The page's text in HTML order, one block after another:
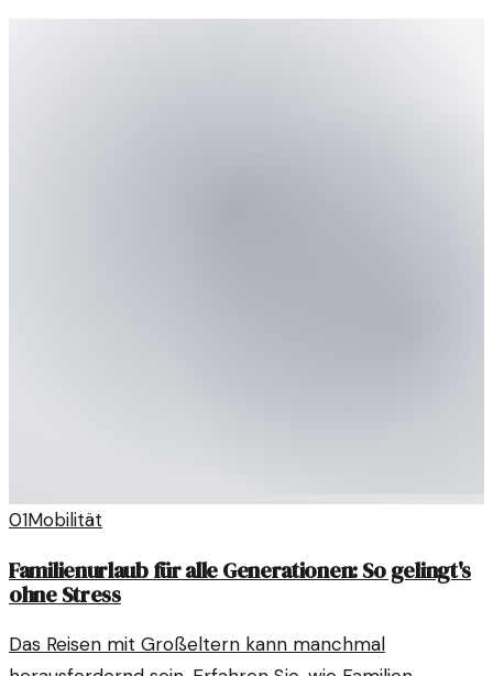
01Mobilität
Familienurlaub für alle Generationen: So gelingt's
ohne Stress
Das Reisen mit Großeltern kann manchmal